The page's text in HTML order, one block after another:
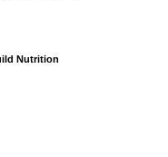
Nutrition